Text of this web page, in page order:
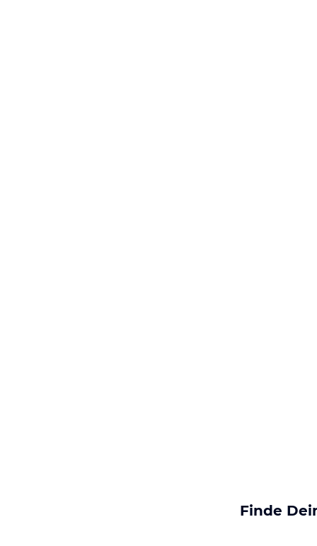
Finde